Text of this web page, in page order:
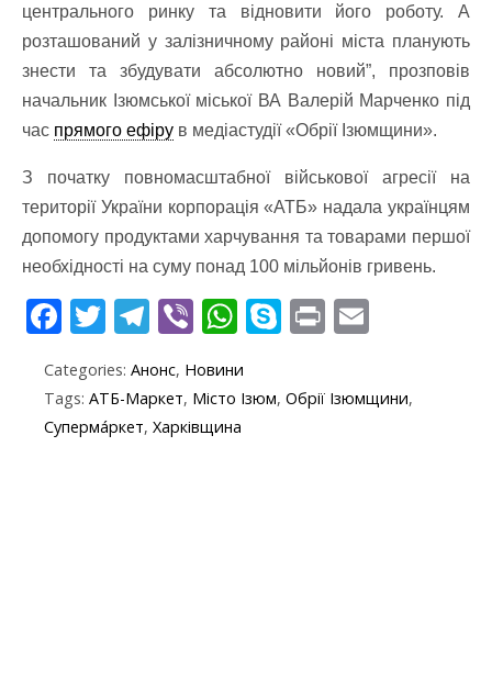
центрального ринку та відновити його роботу. А
розташований у залізничному районі міста планують
знести та збудувати абсолютно новий”, прозповів
начальник Ізюмської міської ВА Валерій Марченко під
час прямого ефіру в медіастудії «Обрії Ізюмщини».
З початку повномасштабної військової агресії на
території України корпорація «АТБ» надала українцям
допомогу продуктами харчування та товарами першої
необхідності на суму понад 100 мільйонів гривень.
F
e
b
T
itt
er
T
e
gr
Vi
er
W
at
s
S
y
Pr
t ai
l
Categories: Анонс, Новини
Tags: АТБ-Маркет, Місто Ізюм, Обрії Ізюмщини,
Суперма́ркет, Харківщина